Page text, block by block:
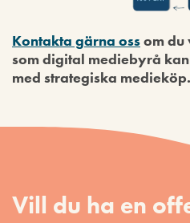
Kontakta gärna ossom du
som digital mediebyrå
med strategiska medieköp.
Vill du ha en